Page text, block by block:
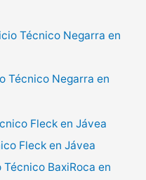
Técnico Negarra en
Fleck en Jávea